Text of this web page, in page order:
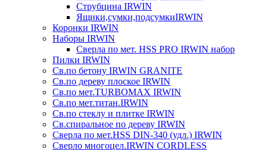
Струбцина IRWIN
Ящики,сумки,подсумкиIRWIN
Коронки IRWIN
Наборы IRWIN
Сверла по мет. HSS PRO IRWIN набор
Пилки IRWIN
Св.по бетону IRWIN GRANITE
Св.по дереву плоское IRWIN
Св.по мет.TURBOMAX IRWIN
Св.по мет.титан.IRWIN
Св.по стеклу и плитке IRWIN
Св.спиральное по дереву IRWIN
Сверла по мет.HSS DIN-340 (удл.) IRWIN
Сверло многоцел.IRWIN CORDLESS